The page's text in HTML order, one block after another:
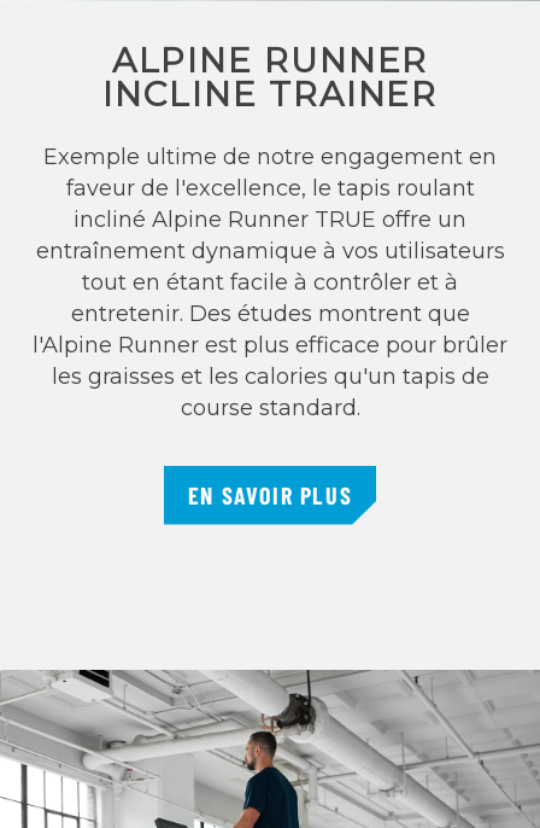
ALPINE RUNNER
INCLINE TRAINER
Exemple ultime de notre engagement en
faveur de l'excellence, le tapis roulant
incliné Alpine Runner TRUE offre un
entraînement dynamique à vos utilisateurs
tout en étant facile à contrôler et à
entretenir. Des études montrent que
l'Alpine Runner est plus efficace pour brûler
les graisses et les calories qu'un tapis de
course standard.
EN SAVOIR PLUS